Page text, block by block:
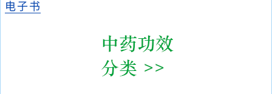
电子书